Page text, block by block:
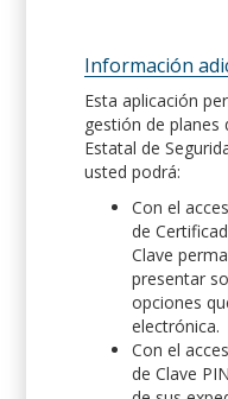
Información
Esta aplicación
gestión de planes
Estatal de
usted podrá:
Con el
de
Clave
presentar
opciones
electrónica.
Con el
de Clave